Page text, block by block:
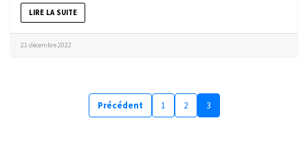
LIRE LA SUITE
21 décembre 2022
Précédent 1 2 3